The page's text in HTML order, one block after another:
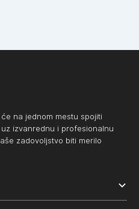
na jednom mestu spojiti
izvanrednu i profesionalnu
zadovoljstvo biti merilo